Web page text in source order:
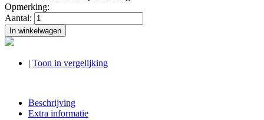
Opmerking:
Aantal:
In winkelwagen
| Toon in vergelijking
Beschrijving
Extra informatie